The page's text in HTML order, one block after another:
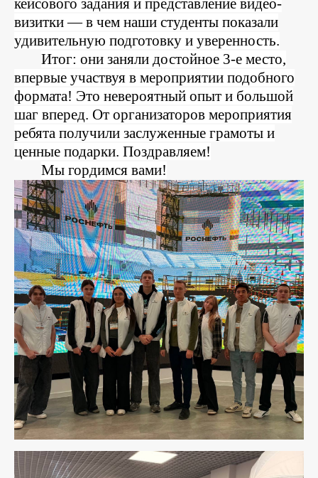
визитки — в чем наши студенты показали
удивительную подготовку и уверенность.
Итог: они заняли достойное 3-е место,
впервые участвуя в мероприятии подобного
формата! Это невероятный опыт и большой
шаг вперед. От организаторов мероприятия
ребята получили заслуженные грамоты и
ценные подарки. Поздравляем!
Мы гордимся вами!